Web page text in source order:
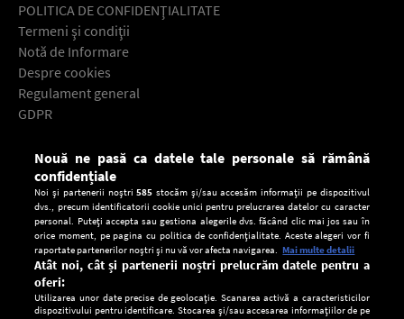
POLITICA DE CONFIDENŢIALITATE
Termeni şi condiţii
Notă de Informare
Despre cookies
Regulament general
GDPR
Descarcă gratuit aplicaţia Europa FM pentru smartphone:
Nouă ne pasă ca datele tale personale să rămână
confidențiale
Noi și partenerii noștri585 stocăm și/sau accesăm informații pe dispozitivul
dvs., precum identificatorii cookie unici pentru prelucrarea datelor cu caracter
personal. Puteți accepta sau gestiona alegerile dvs. făcând clic mai jos sau în
orice moment, pe pagina cu politica de confidențialitate. Aceste alegeri vor fi
raportate partenerilor noștri și nu vă vor afecta navigarea. Mai multe detalii
Atât noi, cât și partenerii noștri prelucrăm datele pentru a
oferi:
Utilizarea unor date precise de geolocație. Scanarea activă a caracteristicilor
dispozitivului pentru identificare. Stocarea și/sau accesarea informațiilor de pe